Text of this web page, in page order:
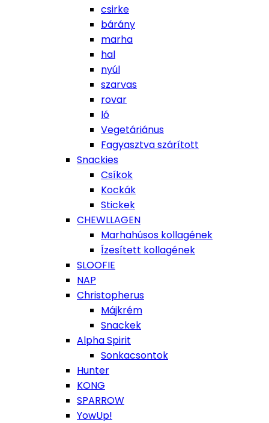
csirke
bárány
marha
hal
nyúl
szarvas
rovar
ló
Vegetáriánus
Fagyasztva szárított
Snackies
Csíkok
Kockák
Stickek
CHEWLLAGEN
Marhahúsos kollagének
Ízesített kollagének
SLOOFIE
NAP
Christopherus
Májkrém
Snackek
Alpha Spirit
Sonkacsontok
Hunter
KONG
SPARROW
YowUp!